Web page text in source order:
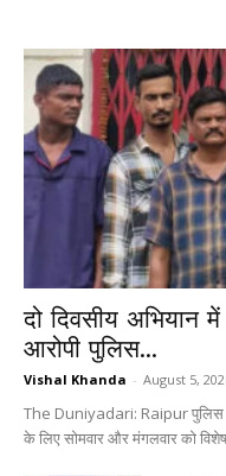
दो दिवसीय अभियान
आरोपी पुलिस...
Vishal Khanda - August 5,
The Duniyadari: Raipur पुलिस
के लिए सोमवार और मंगलवार को